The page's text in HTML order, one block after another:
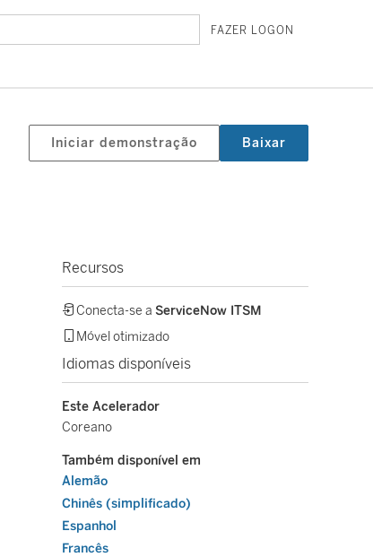
FAZER LOGON
Iniciar demonstração Baixar
Recursos
Conecta-se a ServiceNow ITSM
Móvel otimizado
Idiomas disponíveis
Este Acelerador
Coreano
Também disponível em
Alemão
Chinês (simplificado)
Espanhol
Francês